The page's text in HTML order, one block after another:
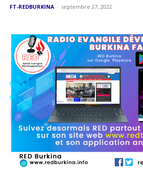
FT-REDBURKINA - septembre 27, 2022